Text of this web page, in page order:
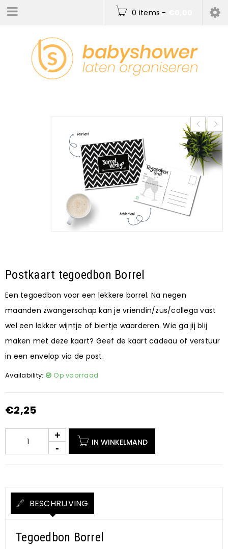
0 items -
Postkaart tegoedbon Borrel
Een tegoedbon voor een lekkere borrel. Na negen
maanden zwangerschap kan je vriendin/zus/collega vast
wel een lekker wijntje of biertje waarderen. Wie ga jij blij
maken met deze kaart? Geef de kaart cadeau of verstuur
in een envelop via de post.
Availability: Op voorraad
€2,25
IN WINKELMAND
BESCHRIJVING
Tegoedbon Borrel